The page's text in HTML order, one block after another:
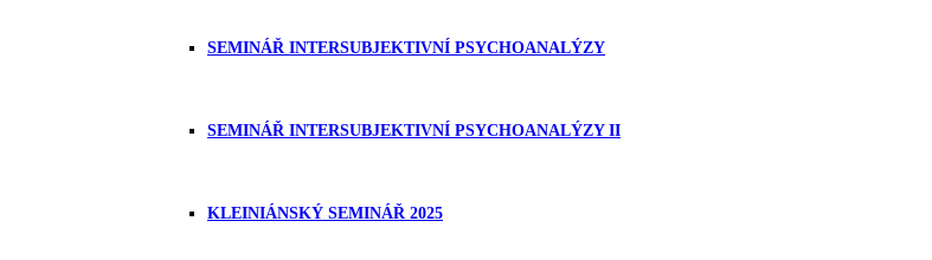
SEMINÁŘ INTERSUBJEKTIVNÍ PSYCHOANALÝZY
SEMINÁŘ INTERSUBJEKTIVNÍ PSYCHOANALÝZY II
KLEINIÁNSKÝ SEMINÁŘ 2025